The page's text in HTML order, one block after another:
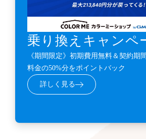
乗り換えキャンペ
《期間限定》初期費用無料＆契約期
料金の50%分をポイントバック
詳しく見る